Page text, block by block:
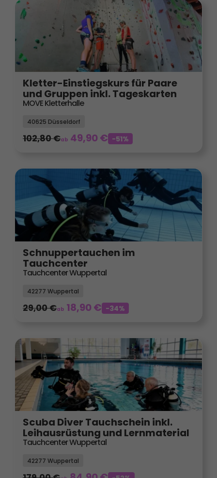
Kletter-Einstiegskurs für Paare
und Gruppen inkl. Tageskarten
MOVE Kletterhalle
40625 Düsseldorf
102,80€ab 49,90€ -51%
Schnuppertauchen im
Tauchcenter
Tauchcenter Wuppertal
42277 Wuppertal
29,00€ab 18,90€ -34%
Scuba Diver Tauchschein inkl.
Leihausrüstung und Lernmaterial
Tauchcenter Wuppertal
42277 Wuppertal